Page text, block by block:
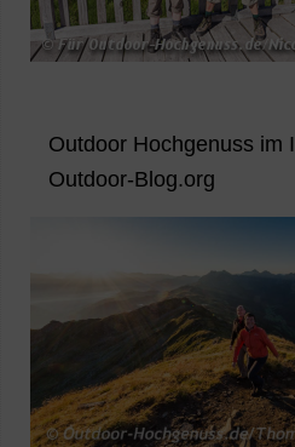
Outdoor Hochgenuss im
Outdoor-Blog.org